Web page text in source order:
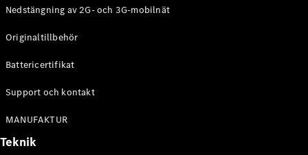
Nedstängning av 2G- och 3G-mobilnät
Originaltillbehör
Battericertifikat
Support och kontakt
MANUFAKTUR
Teknik